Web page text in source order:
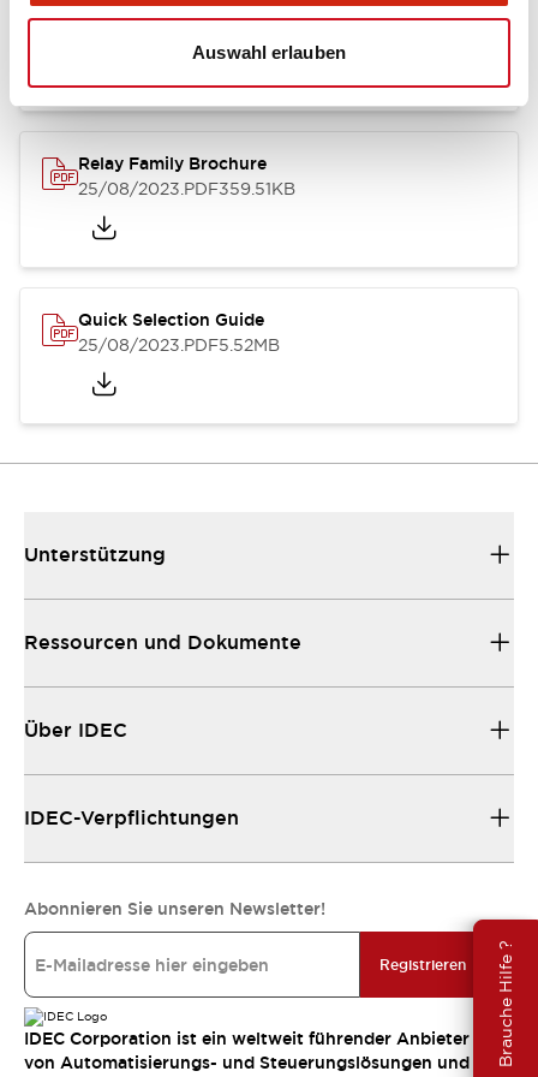
Auswahl erlauben
Brauche Hilfe ?
RJ Series Slim Power Relays (PC Board Terminal)
Relay Family Brochure
25/08/2023.PDF359.51KB
Quick Selection Guide
25/08/2023.PDF5.52MB
Unterstützung
Ressourcen und Dokumente
Über IDEC
IDEC-Verpflichtungen
Abonnieren Sie unseren Newsletter!
Registrieren
IDEC Corporation ist ein weltweit führender Anbieter
von Automatisierungs- und Steuerungslösungen und